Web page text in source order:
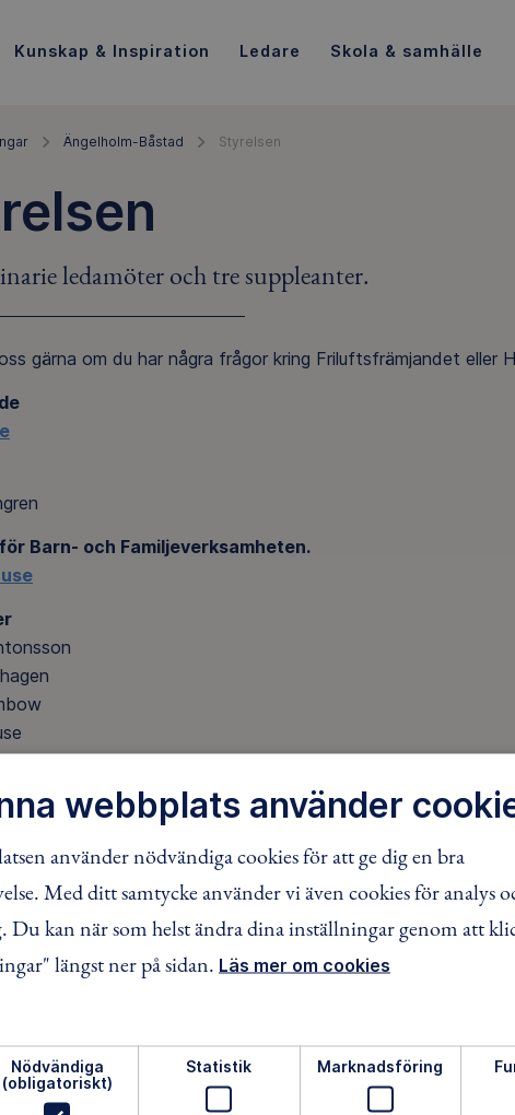
Kunskap & Inspiration Ledare Skola & samhälle
Ängelholm-Båstad Styrelsen
ledamöter och tre suppleanter.
gärna om du har några frågor kring Friluftsfrämjandet eller
Barn- och Familjeverksamheten.
FACEBOOKTWITTERLINKEDIN
webbplats använder
använder nödvändiga cookies för att ge dig en bra
Med ditt samtycke använder vi även cookies för analys
Du kan när som helst ändra dina inställningar genom att
längst ner på sidan. Läs mer om cookies
Nödvändiga
(obligatoriskt)
Statistik Marknadsföring